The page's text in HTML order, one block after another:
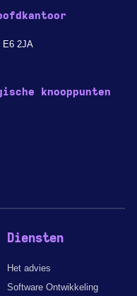
E6 2JA
knooppunten
Diensten
Het advies
Software Ontwikkeling